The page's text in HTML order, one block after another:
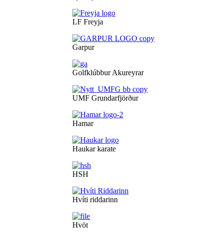
LF Freyja
Garpur
Golfklúbbur Akureyrar
UMF Grundarfjörður
Hamar
Haukar karate
HSH
Hvíti riddarinn
Hvöt